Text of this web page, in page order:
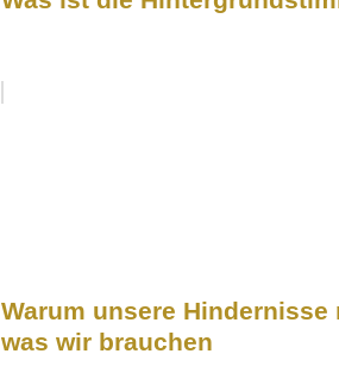
Warum unsere
was wir brauchen